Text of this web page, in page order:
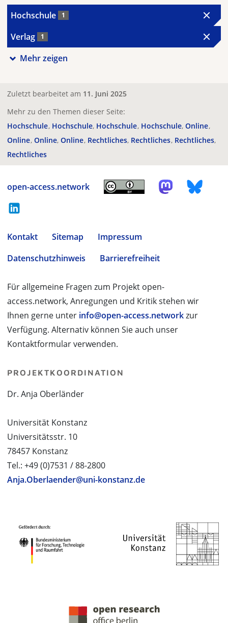
Hochschule 1
Verlag 1
Mehr zeigen
Zuletzt bearbeitet am 11. Juni 2025
Mehr zu den Themen dieser Seite:
Hochschule Hochschule Hochschule Hochschule Online
Online Online Online Rechtliches Rechtliches Rechtliches
Rechtliches
open-access.network
Kontakt Sitemap
Impressum
Datenschutzhinweis
Barrierefreiheit
Für allgemeine Fragen zum Projekt open-
access.network, Anregungen und Kritik stehen wir
Ihnen gerne unter info@open-access.networkzur
Verfügung. Alternativ können Sie auch unser
Kontaktformular verwenden.
PROJEKTKOORDINATION
Dr. Anja Oberländer
Universität Konstanz
Universitätsstr. 10
78457 Konstanz
Tel.: +49 (0)7531 / 88-2800
Anja.Oberlaender@uni-konstanz.de